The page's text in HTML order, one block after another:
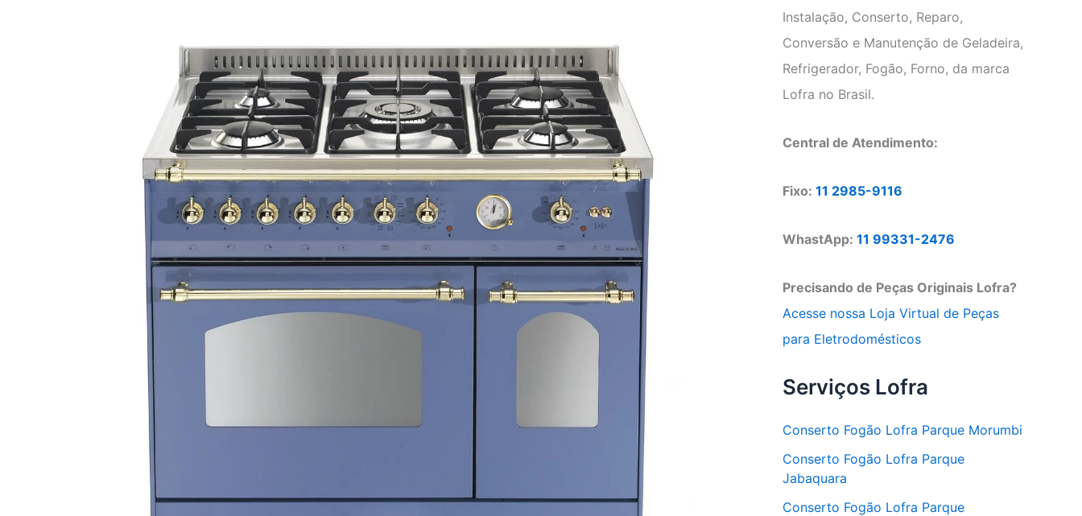
Instalação, Conserto, Reparo,
Conversão e Manutenção de Geladeira,
Refrigerador, Fogão, Forno, da marca
Lofra no Brasil.
Central de Atendimento:
Fixo: 11 2985-9116
WhastApp: 11 99331-2476
Precisando de Peças Originais Lofra?
Acesse nossa Loja Virtual de Peças
para Eletrodomésticos
Serviços Lofra
Conserto Fogão Lofra Parque Morumbi
Conserto Fogão Lofra Parque
Jabaquara
Conserto Fogão Lofra Parque